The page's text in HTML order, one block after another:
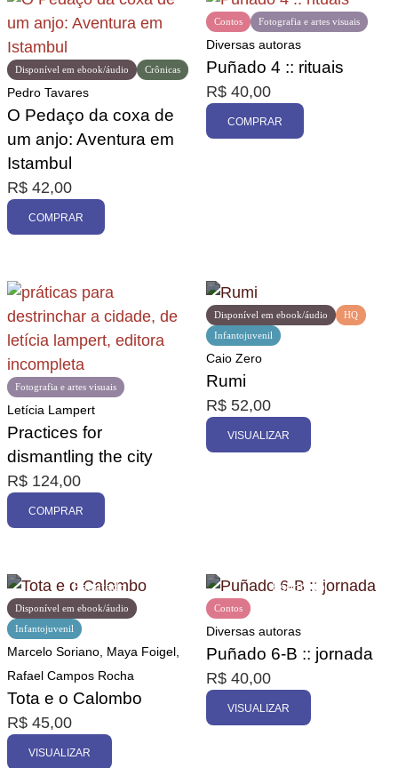
Crônicas
Disponível em ebook/áudio
Pedro Tavares
O Pedaço da coxa de
um anjo: Aventura em
Istambul
R$ 42,00
COMPRAR
Contos Fotografia e artes visuais
Diversas autoras
Puñado 4 :: rituais
R$ 40,00
COMPRAR
Fotografia e artes visuais
Letícia Lampert
Practices for
dismantling the city
R$ 124,00
COMPRAR
Disponível em ebook/áudio
HQ
Infantojuvenil
Caio Zero
Rumi
R$ 52,00
VISUALIZAR
Disponível em ebook/áudio
Infantojuvenil
Marcelo Soriano, Maya Foigel,
Rafael Campos Rocha
Tota e o Calombo
R$ 45,00
VISUALIZAR
Contos
Diversas autoras
Puñado 6-B :: jornada
R$ 40,00
VISUALIZAR